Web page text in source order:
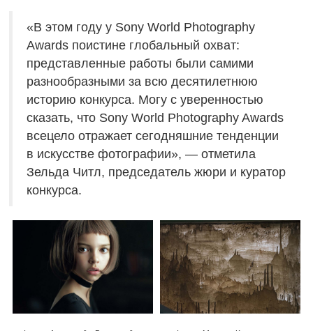
«В этом году у Sony World Photography
Awards поистине глобальный охват:
представленные работы были самими
разнообразными за всю десятилетнюю
историю конкурса. Могу с уверенностью
сказать, что Sony World Photography Awards
всецело отражает сегодняшние тенденции
в искусстве фотографии», — отметила
Зельда Читл, председатель жюри и куратор
конкурса.